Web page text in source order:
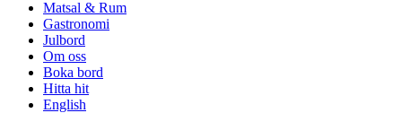
Matsal & Rum
Gastronomi
Julbord
Om oss
Boka bord
Hitta hit
English